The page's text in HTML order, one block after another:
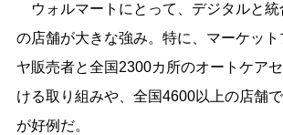
ウォルマートにとって、デジタルと統
の店舗が大きな強み。特に、マーケット
ヤ販売者と全国2300カ所のオートケア
ける取り組みや、全国4600以上の店舗
が好例だ。